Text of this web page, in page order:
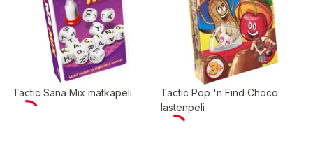
Tactic Sana Mix matkapeli
Tactic Pop 'n Find Choco
lastenpeli